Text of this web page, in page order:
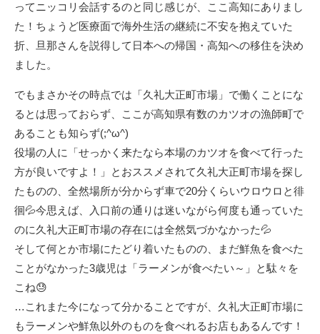
ってニッコリ会話するのと同じ感じが、ここ高知にありまし
た！ちょうど医療面で海外生活の継続に不安を抱えていた
折、旦那さんを説得して日本への帰国・高知への移住を決め
ました。
でもまさかその時点では「久礼大正町市場」で働くことにな
るとは思っておらず、ここが高知県有数のカツオの漁師町で
あることも知らず(;^ω^)
役場の人に「せっかく来たなら本場のカツオを食べて行った
方が良いですよ！」とおススメされて久礼大正町市場を探し
たものの、全然場所が分からず車で20分くらいウロウロと徘
徊💦今思えば、入口前の通りは迷いながら何度も通っていた
のに久礼大正町市場の存在には全然気づかなかった💦
そして何とか市場にたどり着いたものの、まだ鮮魚を食べた
ことがなかった3歳児は「ラーメンが食べたい～」と駄々を
こね😓
…これまた今になって分かることですが、久礼大正町市場に
もラーメンや鮮魚以外のものを食べれるお店もあるんです！